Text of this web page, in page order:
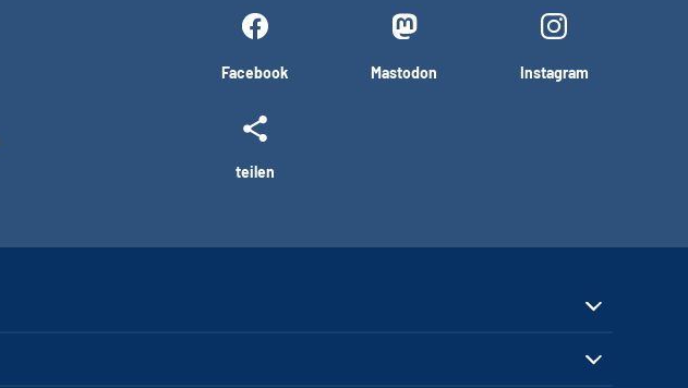
Facebook Mastodon Instagram
teilen